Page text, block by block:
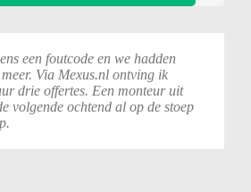
een foutcode en we hadden
Via Mexus.nl ontving ik
drie offertes. Een monteur uit
volgende ochtend al op de stoep